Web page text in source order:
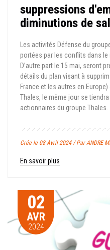
suppressions
diminutions de
Les activités Défense du
portées par les conflits dans le
D’autre part le 15 mai, seront
détails du plan visant à
France et les autres en
Thales, le même jour se
actionnaires du groupe Thales.
Crée le 08 Avril 2024 / Par ANDRE
En savoir plus
02
AVR
2024